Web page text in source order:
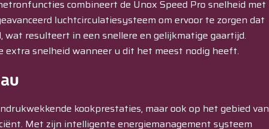
combineert de Unox Speed Pro snelheid met
luchtcirculatiesysteem om ervoor te zorgen dat
resulteert in een snellere en gelijkmatige gaartijd.
snelheid wanneer u dit het meest nodig heeft.
kookprestaties, maar ook op het gebied van
Met zijn intelligente energiemanagement systeem